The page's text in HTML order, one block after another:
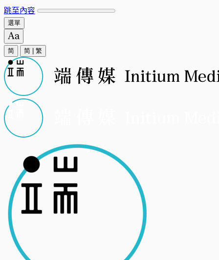
跳至內容
選單
简 简 繁